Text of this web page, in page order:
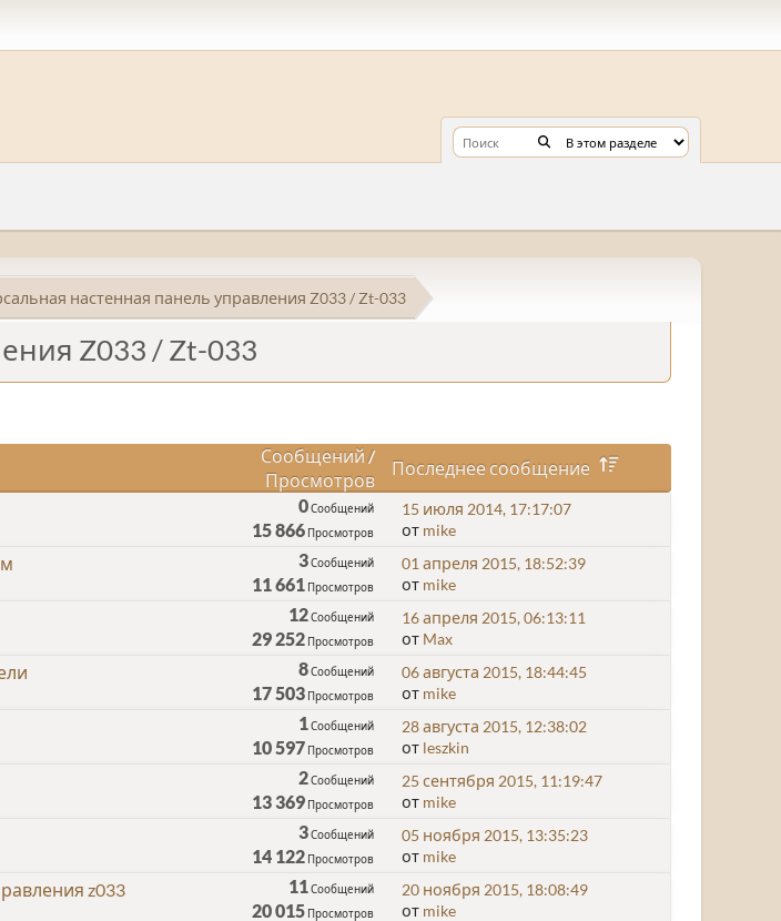
настенная панель управления Z033 / Zt-033
Z033 / Zt-033
Сообщений /
Просмотров
Последнее сообщение
0Сообщений
15 866 Просмотров
15 июля 2014, 17:17:07
от mike
3Сообщений
11 661 Просмотров
01 апреля 2015, 18:52:39
от mike
12Сообщений
29 252 Просмотров
16 апреля 2015, 06:13:11
от Max
8Сообщений
17 503 Просмотров
06 августа 2015, 18:44:45
от mike
1 Сообщений
10 597 Просмотров
28 августа 2015, 12:38:02
от leszkin
2Сообщений
13 369 Просмотров
25 сентября 2015, 11:19:47
от mike
3Сообщений
14 122 Просмотров
05 ноября 2015, 13:35:23
от mike
z033 11 Сообщений
20 015 Просмотров
20 ноября 2015, 18:08:49
от mike